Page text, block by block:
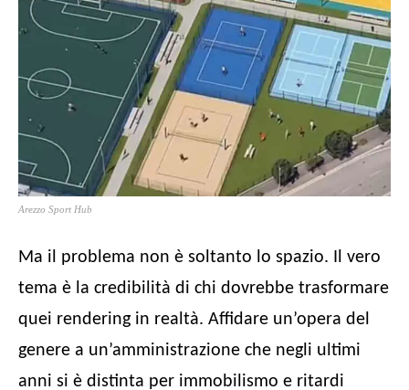
Arezzo Sport Hub
Ma il problema non è soltanto lo spazio. Il vero
tema è la credibilità di chi dovrebbe trasformare
quei rendering in realtà. Affidare un’opera del
genere a un’amministrazione che negli ultimi
anni si è distinta per immobilismo e ritardi